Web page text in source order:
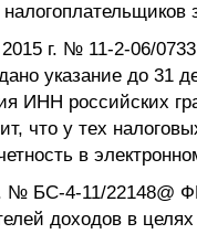
г. № 11-2-06/
указание до 31
ИНН российских
что у тех
в
№ БС-4-11/22148@
доходов в